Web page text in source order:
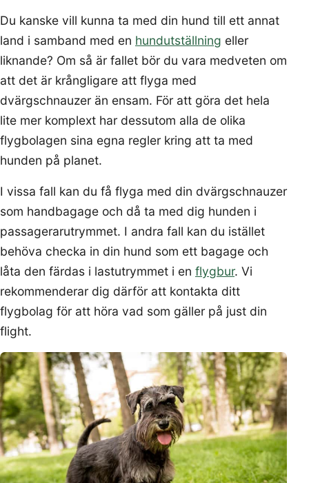
Du kanske vill kunna ta med din hund till ett annat
land i samband med en hundutställning eller
liknande? Om så är fallet bör du vara medveten om
att det är krångligare att flyga med
dvärgschnauzer än ensam. För att göra det hela
lite mer komplext har dessutom alla de olika
flygbolagen sina egna regler kring att ta med
hunden på planet.
I vissa fall kan du få flyga med din dvärgschnauzer
som handbagage och då ta med dig hunden i
passagerarutrymmet. I andra fall kan du istället
behöva checka in din hund som ett bagage och
låta den färdas i lastutrymmet i en flygbur. Vi
rekommenderar dig därför att kontakta ditt
flygbolag för att höra vad som gäller på just din
flight.